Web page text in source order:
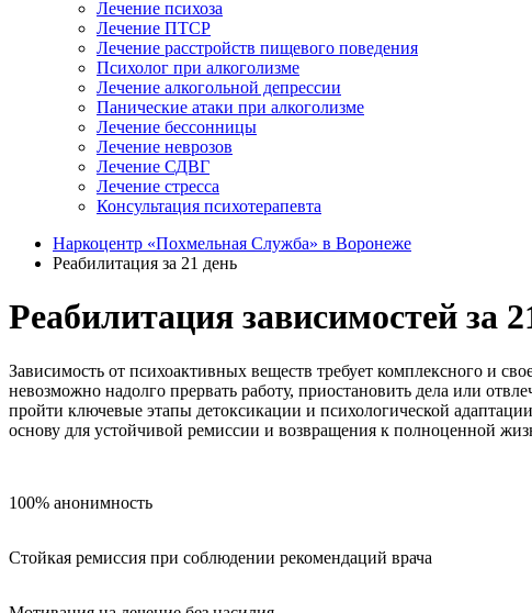
Лечение психоза
Лечение ПТСР
Лечение расстройств пищевого поведения
Психолог при алкоголизме
Лечение алкогольной депрессии
Панические атаки при алкоголизме
Лечение бессонницы
Лечение неврозов
Лечение СДВГ
Лечение стресса
Консультация психотерапевта
Наркоцентр «Похмельная Служба» в Воронеже
Реабилитация за 21 день
Реабилитация зависимостей за
Зависимость от психоактивных веществ требует комплексного и
невозможно надолго прервать работу, приостановить дела или
пройти ключевые этапы детоксикации и психологической
основу для устойчивой ремиссии и возвращения к полноценной
100% анонимность
Стойкая ремиссия при соблюдении рекомендаций врача